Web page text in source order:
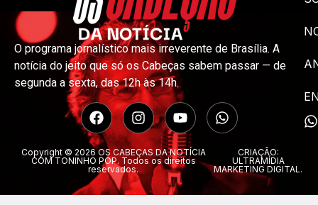
O programa jornalístico mais irreverente de Brasília. A
notícia do jeito que só os Cabeças sabem passar — de
segunda a sexta, das 12h às 14h.
Copyright © 2026 OS CABEÇAS DA NOTÍCIA
COM TONINHO POP. Todos os direitos
reservados.
CRIAÇÃO:
ULTRAMÍDIA
MARKETING DIGITAL.